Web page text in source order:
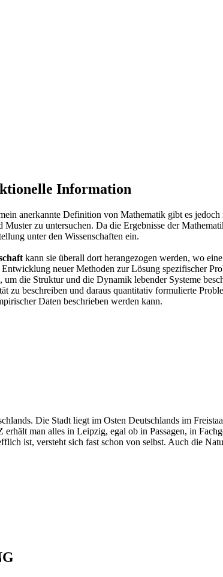
Information
anerkannte Definition von Mathematik gibt es
Muster zu untersuchen. Da die Ergebnisse der
unter den Wissenschaften ein.
kann sie überall dort herangezogen werden, wo
neuer Methoden zur Lösung spezifischer
die Struktur und die Dynamik lebender Systeme
zu beschreiben und daraus quantitativ formulierte
Daten beschrieben werden kann.
Die Stadt liegt im Osten Deutschlands im
man alles in Leipzig, egal ob in Passagen, in
ist, versteht sich fast schon von selbst. Auch die